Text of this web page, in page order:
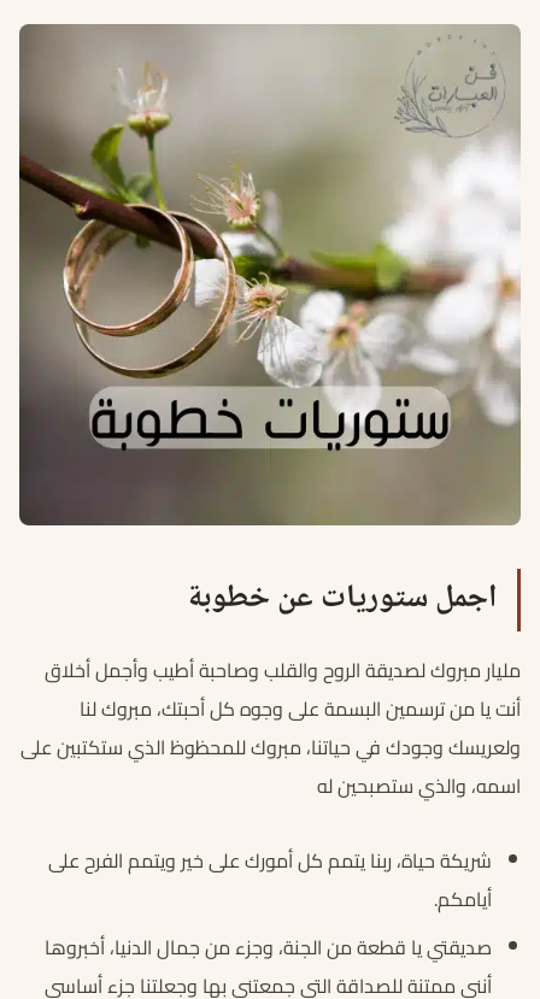
اجمل ستوريات عن خطوبة
مليار مبروك لصديقة الروح والقلب وصاحبة أطيب وأجمل أخلاق
أنت يا من ترسمين البسمة على وجوه كل أحبتك، مبروك لنا
ولعريسك وجودك في حياتنا، مبروك للمحظوظ الذي ستكتبين على
اسمه، والذي ستصبحين له
شريكة حياة، ربنا يتمم كل أمورك على خير ويتمم الفرح على
أيامكم.
صديقتي يا قطعة من الجنة، وجزء من جمال الدنيا، أخبروها
أنني ممتنة للصداقة التي جمعتني بها وجعلتنا جزء أساسي